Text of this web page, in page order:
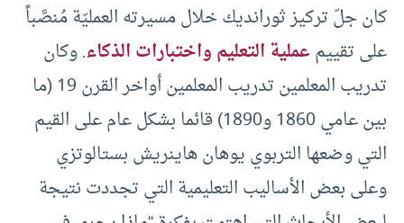
كان جلّ تركيز ثورانديك خلال مسيرته العمليّة مُنصَّباً
على تقييمعملية التعليم واختبارات الذكاء. وكان
تدريب المعلمين تدريب المعلمين أواخر القرن 19 (ما
بين عامي 1860 و1890) قائما بشكل عام على القيم
التي وضعها التربوي يوهان هاينريش بستالوتزي
وعلى بعض الأساليب التعليمية التي تجددت نتيجة